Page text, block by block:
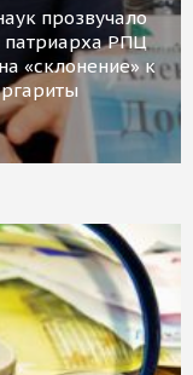
прозвучало
патриарха РПЦ
«склонение» к